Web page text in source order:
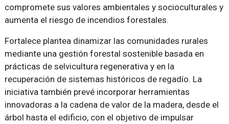
compromete sus valores ambientales y socioculturales y
aumenta el riesgo de incendios forestales.
Fortalece plantea dinamizar las comunidades rurales
mediante una gestión forestal sostenible basada en
prácticas de selvicultura regenerativa y en la
recuperación de sistemas históricos de regadío. La
iniciativa también prevé incorporar herramientas
innovadoras a la cadena de valor de la madera, desde el
árbol hasta el edificio, con el objetivo de impulsar